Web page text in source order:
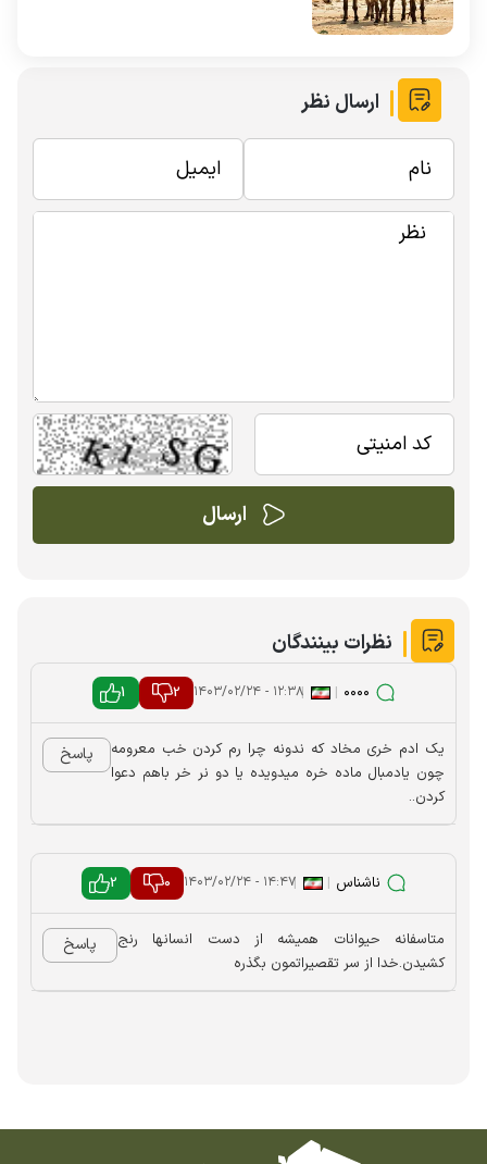
ارسال نظر
نظرات بینندگان
۰۰۰۰ |
|۱۲:۳۸ - ۱۴۰۳/۰۲/۲۴ 2
1
یک ادم خری مخاد که ندونه چرا رم کردن خب معرومه
چون یادمبال ماده خره میدویده یا دو نر خر باهم دعوا
کردن..
پاسخ
ناشناس |
|۱۴:۴۷ - ۱۴۰۳/۰۲/۲۴ 0
2
متاسفانه حیوانات همیشه از دست انسانها رنج
کشیدن.خدا از سر تقصیراتمون بگذره
پاسخ